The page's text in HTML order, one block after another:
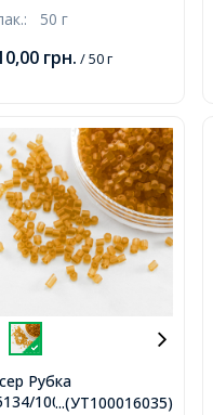
Круглий,
50 г
грн. / 50 г
...(УТ100016035)
Рубка
10070/10 Чеський